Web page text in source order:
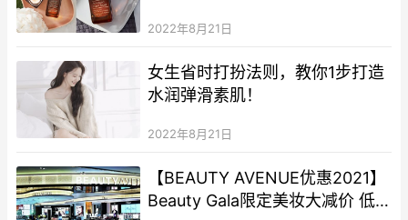
ANR套装
2022年8月21日
女生省时打扮法则，教你1步打造
水润弹滑素肌！
2022年8月21日
【BEAUTY AVENUE优惠2021】
Beauty Gala限定美妆大减价 低